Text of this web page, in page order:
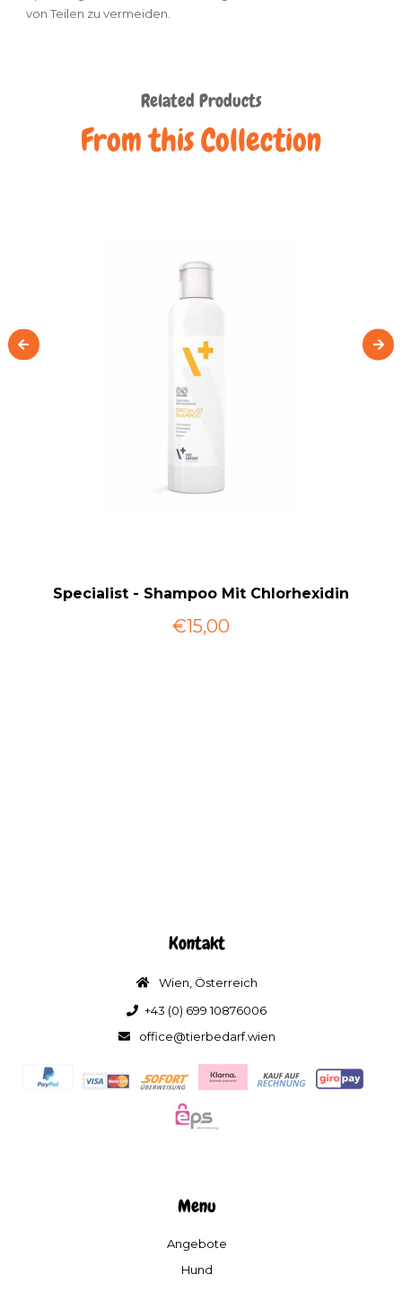
von Teilen zu vermeiden.
Related Products
From this Collection
Specialist - Shampoo Mit Chlorhexidin
€15,00
Kontakt
Wien, Österreich
+43 (0) 699 10876006
office@tierbedarf.wien
Menu
Angebote
Hund